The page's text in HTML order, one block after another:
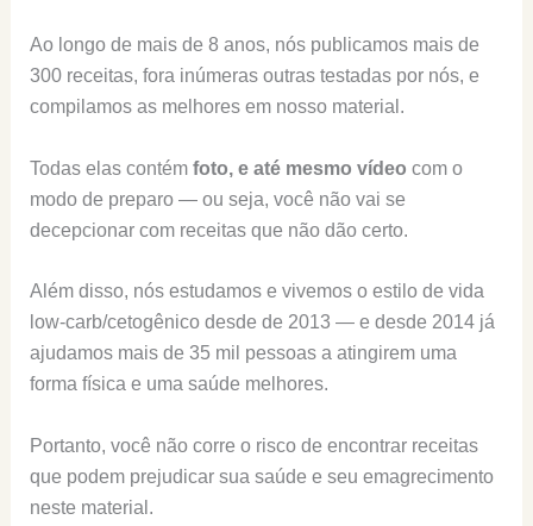
Ao longo de mais de 8 anos, nós publicamos mais de
300 receitas, fora inúmeras outras testadas por nós, e
compilamos as melhores em nosso material.
Todas elas contém foto, e até mesmo vídeo com o
modo de preparo — ou seja, você não vai se
decepcionar com receitas que não dão certo.
Além disso, nós estudamos e vivemos o estilo de vida
low-carb/cetogênico desde de 2013 — e desde 2014 já
ajudamos mais de 35 mil pessoas a atingirem uma
forma física e uma saúde melhores.
Portanto, você não corre o risco de encontrar receitas
que podem prejudicar sua saúde e seu emagrecimento
neste material.